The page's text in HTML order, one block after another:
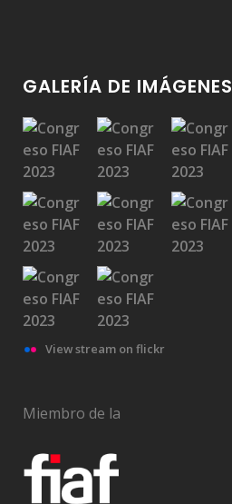
GALERÍA DE IMÁGENES
View stream on flickr
Miembro de la